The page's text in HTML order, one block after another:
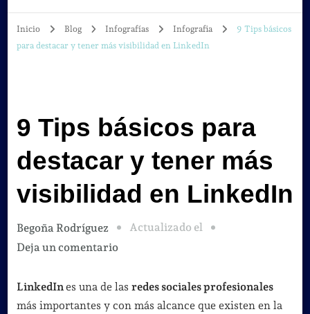
Inicio Blog Infografías Infografia
9 Tips básicos
para destacar y tener más visibilidad en LinkedIn
9 Tips básicos para
destacar y tener más
visibilidad en LinkedIn
Begoña Rodríguez
Actualizado el
Deja un comentarioen
Tips
básicos
LinkedInes una de las redes sociales profesionales
más importantes y con más alcance que existen en la